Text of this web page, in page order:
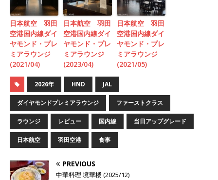
日本航空 羽田
空港国内線ダイ
ヤモンド・プレ
ミアラウンジ
(2021/04)
日本航空 羽田
空港国内線ダイ
ヤモンド・プレ
ミアラウンジ
(2023/04)
日本航空 羽田
空港国内線ダイ
ヤモンド・プレ
ミアラウンジ
(2021/05)
2026年 HND JAL
ダイヤモンドプレミアラウンジ ファーストクラス
ラウンジ レビュー 国内線 当日アップグレード
日本航空 羽田空港 食事
PREVIOUS
中華料理 境華楼 (2025/12)